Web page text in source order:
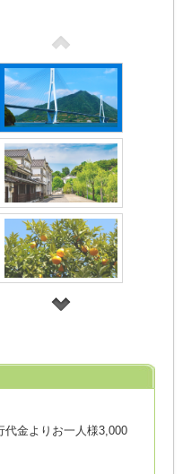
代金よりお一人様3,000